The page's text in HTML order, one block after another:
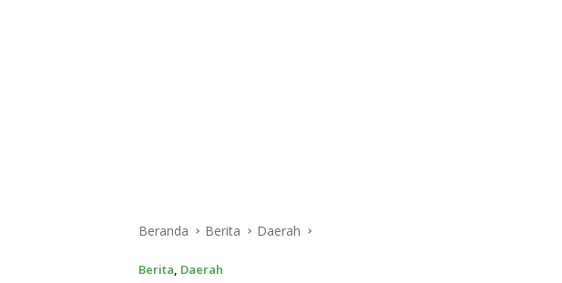
Beranda Berita Daerah
Berita, Daerah